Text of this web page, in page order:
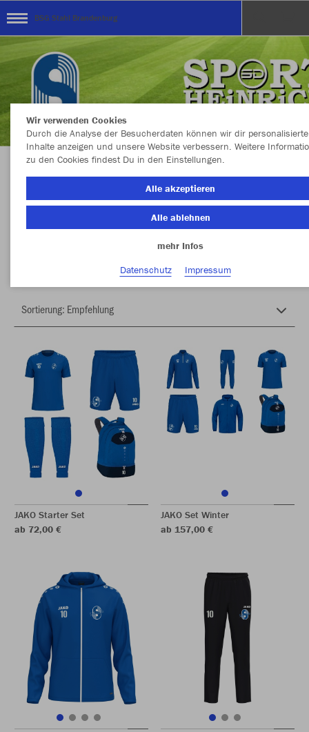
BSG Stahl Brandenburg
Herzlich Willkommen im Teamshop BSG Stahl
Brandenburg
JAKO Starter Set
ab 72,00 €
JAKO Set Winter
ab 157,00 €
Wir verwenden Cookies
Durch die Analyse der Besucherdaten können wir dir personalisierte
Inhalte anzeigen und unsere Website verbessern. Weitere
zu den Cookies findest Du in den Einstellungen.
Alle akzeptieren
Alle ablehnen
mehr Infos
Datenschutz
Impressum